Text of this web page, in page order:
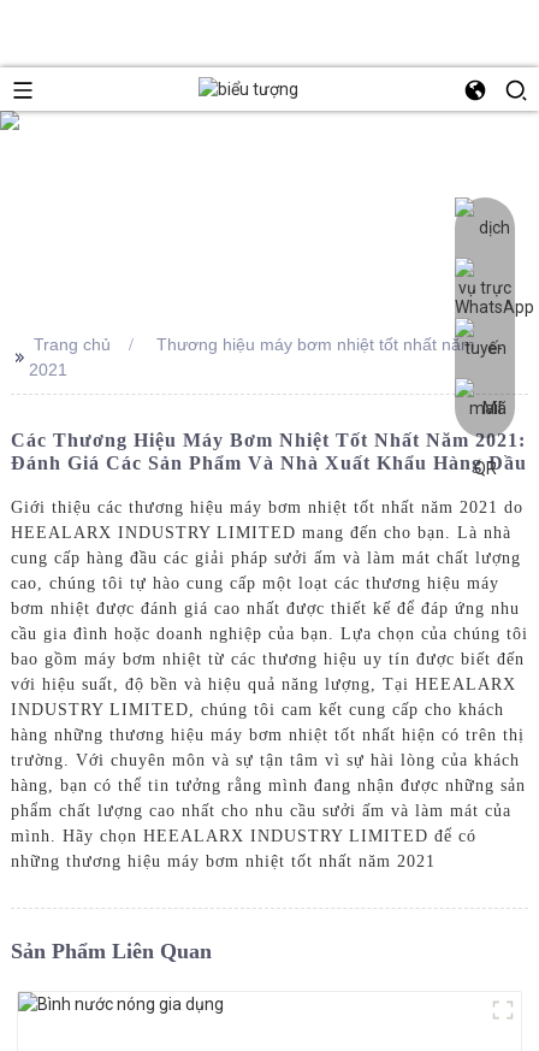
>> Trang chủ
Thương hiệu máy bơm nhiệt tốt nhất năm
2021
Các Thương Hiệu Máy Bơm Nhiệt Tốt Nhất Năm 2021:
Đánh Giá Các Sản Phẩm Và Nhà Xuất Khẩu Hàng Đầu
Giới thiệu các thương hiệu máy bơm nhiệt tốt nhất năm 2021 do
HEEALARX INDUSTRY LIMITED mang đến cho bạn. Là nhà
cung cấp hàng đầu các giải pháp sưởi ấm và làm mát chất lượng
cao, chúng tôi tự hào cung cấp một loạt các thương hiệu máy
bơm nhiệt được đánh giá cao nhất được thiết kế để đáp ứng nhu
cầu gia đình hoặc doanh nghiệp của bạn. Lựa chọn của chúng tôi
bao gồm máy bơm nhiệt từ các thương hiệu uy tín được biết đến
với hiệu suất, độ bền và hiệu quả năng lượng, Tại HEEALARX
INDUSTRY LIMITED, chúng tôi cam kết cung cấp cho khách
hàng những thương hiệu máy bơm nhiệt tốt nhất hiện có trên thị
trường. Với chuyên môn và sự tận tâm vì sự hài lòng của khách
hàng, bạn có thể tin tưởng rằng mình đang nhận được những sản
phẩm chất lượng cao nhất cho nhu cầu sưởi ấm và làm mát của
mình. Hãy chọn HEEALARX INDUSTRY LIMITED để có
những thương hiệu máy bơm nhiệt tốt nhất năm 2021
Sản Phẩm Liên Quan